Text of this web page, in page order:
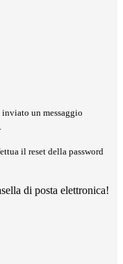
inviato un messaggio
il reset della password
di posta elettronica!